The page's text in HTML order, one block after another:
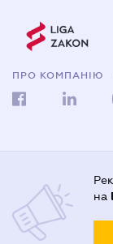
ПРО КОМПАНІЮ
на